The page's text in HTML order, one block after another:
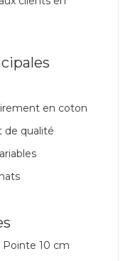
en coton
de qualité
Pointe 10 cm